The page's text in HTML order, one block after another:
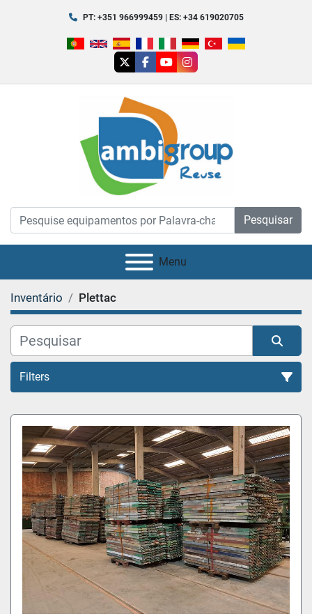
PT: +351 966999459 | ES: +34 619020705
twitterfacebook
youtubeinstagram
Pesquisar
Menu
Inventário Plettac
Filters
Todas as Categorias
Organizar por